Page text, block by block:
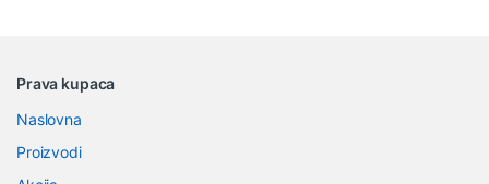
Prava kupaca
Naslovna
Proizvodi